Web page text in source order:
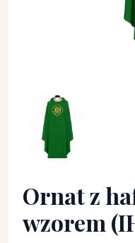
Ornat z haftowanym
Ornat z
wzorem